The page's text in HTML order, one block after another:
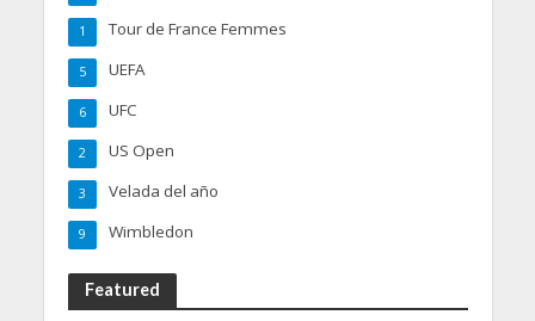
Tour de France Femmes
1
UEFA
5
UFC
6
US Open
2
Velada del año
3
Wimbledon
9
Featured